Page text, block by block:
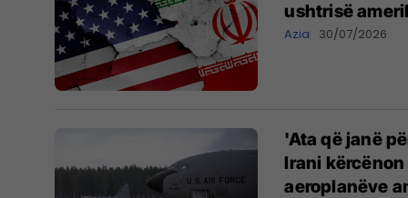
ushtrisë
Azia 30/07/2026
'Ata që janë
Irani
aeroplanëve